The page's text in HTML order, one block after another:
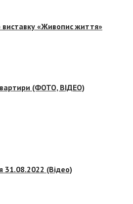
виставку «Живопис життя»
(ФОТО, ВІДЕО)
31.08.2022 (Відео)